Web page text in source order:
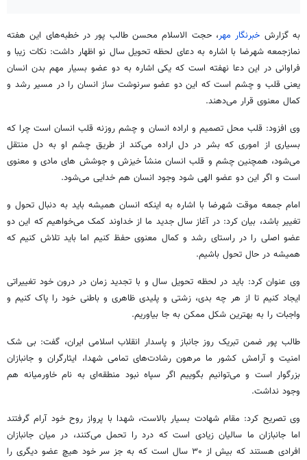
به گزارش خبرنگار مهر، حجت الاسلام محسن طالب پور در خطبه‌های این هفته
نمازجمعه شهرضا با اشاره به دعای لحظه تحویل سال نو اظهار داشت: نکات زیبا و
فراوانی در این دعا نهفته است که یکی اشاره به دو عضو بسیار مهم بدن انسان
یعنی قلب و چشم است که این دو عضو سرنوشت ساز انسان را در مسیر رشد و
کمال معنوی قرار می‌دهند.
وی افزود: قلب محل تصمیم و اراده انسان و چشم روزنه قلب انسان است چرا که
بسیاری از اموری که بشر در دل اراده می‌کند از طریق چشم او به دل منتقل
می‌شود، همچنین چشم و قلب انسان منشأ خیزش و جوشش هایمادی و معنوی
است و اگر این دو عضو الهی شود وجود انسان هم خدایی می‌شود.
امام جمعه موقت شهرضا با اشاره به اینکه انسان همیشه باید به دنبال تحول و
تغییر باشد، بیان کرد: در آغاز سال جدید ما از خداوند کمک می‌خواهیم که این دو
عضو اصلی را در راستای رشد و کمال معنوی حفظ کنیم اما باید تلاش کنیم که
همیشه در حال تحول باشیم.
وی عنوان کرد: باید در لحظه تحویل سال و با تجدید زمان در درون خود تغییراتی
ایجاد کنیم تا از هر چه بدی، زشتی و پلیدی ظاهری و باطنی خود را پاک کنیم و
واجبات را به بهترین شکل ممکن به جا بیاوریم.
طالب پور ضمن تبریک روز جانباز و پاسدار انقلاب اسلامی ایران، گفت: بی شک
امنیت و آرامش کشور ما مرهون رشادت‌های تمامی شهدا، ایثارگران و جانبازان
بزرگوار است و می‌توانیم بگوییم اگر سپاه نبود منطقه‌ای به نام خاورمیانه هم
وجود نداشت.
وی تصریح کرد: مقام شهادت بسیار بالاست، شهدا با پرواز روح خود آرام گرفتند
اما جانبازان ما سالیان زیادی است که درد را تحمل می‌کنند، در میان جانبازان
افرادی هستند که بیش از ۳۰ سال است که به جز سر خود هیچ عضو دیگری را